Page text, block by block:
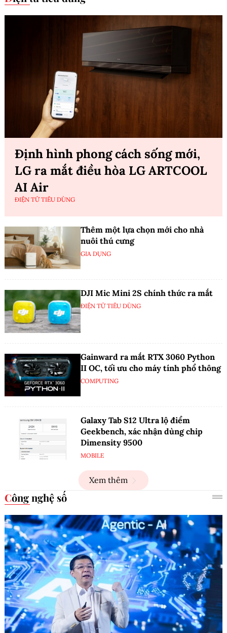
Định hình phong cách sống mới,
LG ra mắt điều hòa LG ARTCOOL
AI Air
ĐIỆN TỬ TIÊU DÙNG
Thêm một lựa chọn mới cho nhà
nuôi thú cưng
GIA DỤNG
DJI Mic Mini 2S chính thức ra mắt
ĐIỆN TỬ TIÊU DÙNG
Gainward ra mắt RTX 3060 Python
II OC, tối ưu cho máy tính phổ thông
COMPUTING
Galaxy Tab S12 Ultra lộ điểm
Geekbench, xác nhận dùng chip
Dimensity 9500
MOBILE
Xem thêm
Công nghệ số